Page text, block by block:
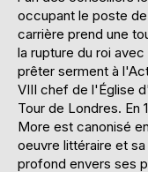
occupant le poste
carrière prend une
la rupture du roi
prêter serment à
VIII chef de l'Église
Tour de Londres. En
More est canonisé
oeuvre littéraire et
profond envers ses